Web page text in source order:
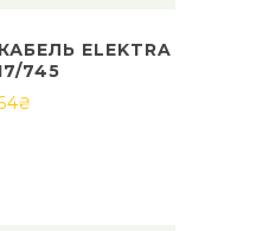
ELEKTRA
745
₴